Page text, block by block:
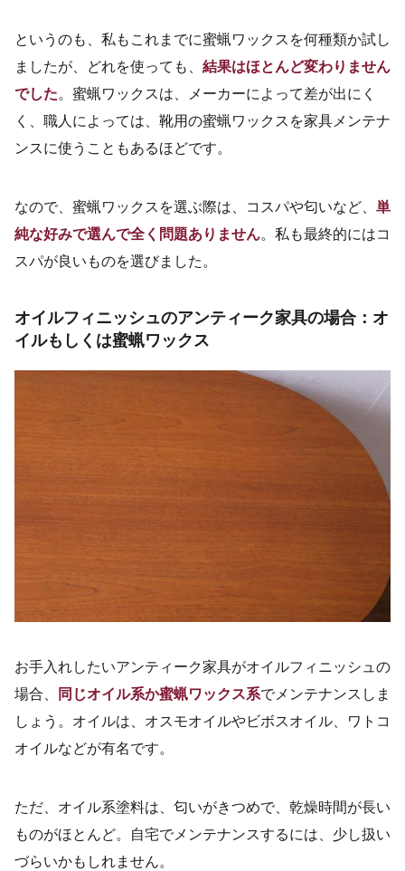
というのも、私もこれまでに蜜蝋ワックスを何種類か試し
ましたが、どれを使っても、 結果はほとんど変わりません
でした。蜜蝋ワックスは、メーカーによって差が出にく
く、職人によっては、靴用の蜜蝋ワックスを家具メンテナ
ンスに使うこともあるほどです。
なので、蜜蝋ワックスを選ぶ際は、コスパや匂いなど、 単
純な好みで選んで全く問題ありません。私も最終的にはコ
スパが良いものを選びました。
オイルフィニッシュのアンティーク家具の場合：オ
イルもしくは蜜蝋ワックス
お手入れしたいアンティーク家具がオイルフィニッシュの
場合、
同じオイル系か蜜蝋ワックス系でメンテナンスしま
しょう。オイルは、オスモオイルやビボスオイル、ワトコ
オイルなどが有名です。
ただ、オイル系塗料は、匂いがきつめで、乾燥時間が長い
ものがほとんど。自宅でメンテナンスするには、少し扱い
づらいかもしれません。